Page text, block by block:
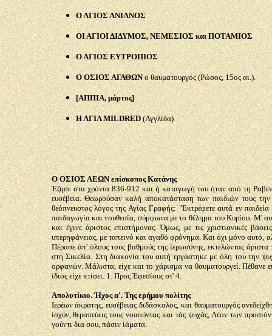
Ο ΑΓΙΟΣ ΑΝΙΑΝΟΣ
ΟΙ ΑΓΙΟΙ ΔΙΔΥΜΟΣ, ΝΕΜΕΣΙΟΣ και ΠΟΤΑΜΙΟΣ
Ο ΑΓΙΟΣ ΕΥΤΡΟΠΙΟΣ
Ο ΟΣΙΟΣ ΑΓΑΘΩΝο θαυματουργός (Ρώσος, 15ος αι.).
[ΑΠΠΙΑ, μάρτυς]
Η ΑΓΙΑMILDRED (Αγγλίδα)
Ο ΟΣΙΟΣ ΛΕΩΝ επίσκοπος Κατάνης
Έζησε στα χρόνια 836-912 και ή καταγωγή του ήταν από τη
ευσέβεια. Θεωρούσαν καλή αποκατάσταση των παιδιών τους
θεόπνευστος λόγος της Αγίας Γραφής: "Εκτρέφετε αυτά εν
παιδαγωγία και νουθεσία, σύμφωνα με το θέλημα του Κυρίου. Μ'
και έγινε άριστος επιστήμονας. Όμως, με τις χριστιανικές
υπερηφάνειας, με ταπεινό και αγαθό φρόνημα. Και όχι μόνο αυτό,
Πέρασε άπ' όλους τους βαθμούς της ίερωσύνης, εκτελώντας
στη Σικελία. Στη διακονία του αυτή εργάστηκε με όλη του την
ορφανών. Μάλιστα, είχε και το χάρισμα να θαυματουργεί. Πέθανε
ίδιος είχε κτίσει. 1. Προς Έφεσίους στ' 4.
Απολυτίκιο. Ήχος α'. Της ερήμου πολίτης
Ιερέων άκρατης, ευσέβειας διδάσκαλος, και θαυματουργός
ίσχύν, θεραπεύεις τους νοαούντας και τάς ψυχάς, Λέον των
γούντι δια σου, πάσιν ίάματα.